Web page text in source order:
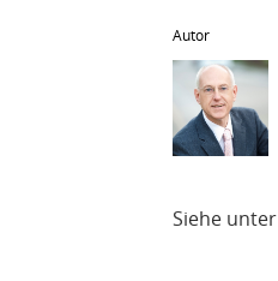
Autor
Siehe unter